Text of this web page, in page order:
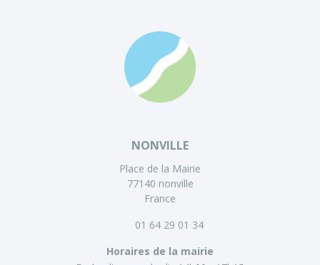
NONVILLE
Place de la Mairie
77140 nonville
France
01 64 29 01 34
Horaires de la mairie